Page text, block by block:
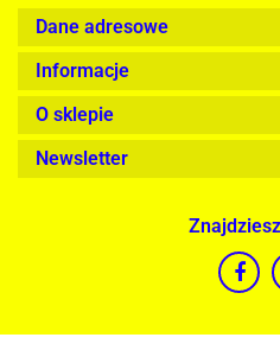
Dane adresowe
Informacje
O sklepie
Newsletter